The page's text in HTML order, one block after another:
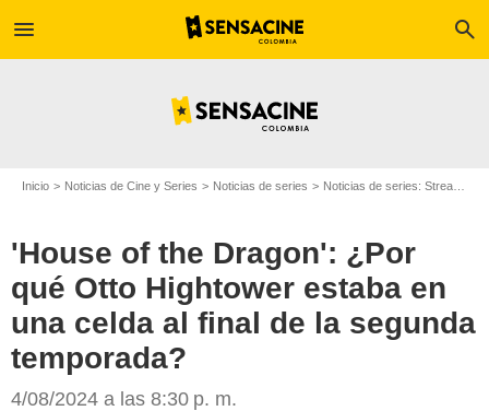
menu search
Inicio Noticias de Cine y Series Noticias de series Noticias de series: Streaming
'House of the Dragon': ¿Por
qué Otto Hightower estaba en
una celda al final de la segunda
temporada?
4/08/2024 a las 8:30 p. m.